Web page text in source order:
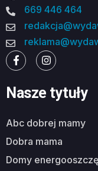
669 446 464
Nasze tytuły
abc dobrej mamy
dobra mama
domy